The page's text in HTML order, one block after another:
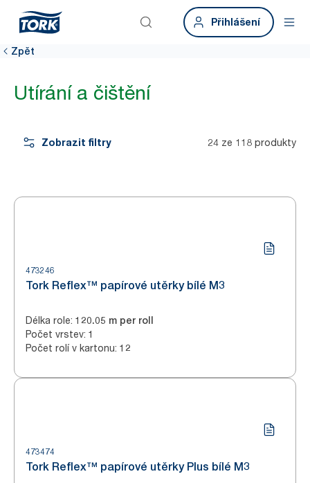
Přihlášení
Zpět
Utírání a čištění
Zobrazit filtry 24 ze 118 produkty
473246
Tork Reflex™ papírové utěrky bílé M3
Délka role: 120.05 m per roll
Počet vrstev: 1
Počet rolí v kartonu: 12
473474
Tork Reflex™ papírové utěrky Plus bílé M3